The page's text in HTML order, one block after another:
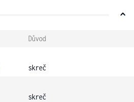
Důvod
skreč
skreč